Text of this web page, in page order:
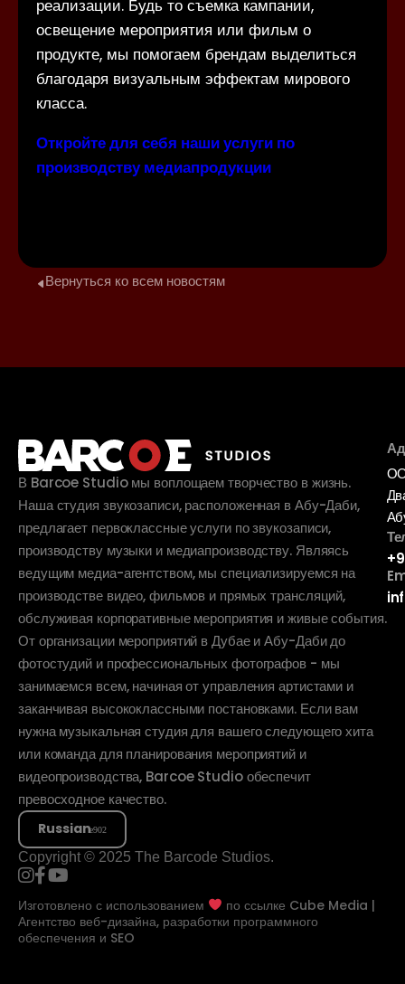
реализации. Будь то съемка кампании,
освещение мероприятия или фильм о
продукте, мы помогаем брендам выделиться
благодаря визуальным эффектам мирового
класса.
Откройте для себя наши услуги по
производству медиапродукции
Вернуться ко всем новостям
В Barcoe Studio мы воплощаем творчество в жизнь.
Наша студия звукозаписи, расположенная в Абу-Даби,
предлагает первоклассные услуги по звукозаписи,
производству музыки и медиапроизводству. Являясь
ведущим медиа-агентством, мы специализируемся на
производстве видео, фильмов и прямых трансляций,
обслуживая корпоративные мероприятия и живые события.
От организации мероприятий в Дубае и Абу-Даби до
фотостудий и профессиональных фотографов - мы
занимаемся всем, начиная от управления артистами и
заканчивая высококлассными постановками. Если вам
нужна музыкальная студия для вашего следующего хита
или команда для планирования мероприятий и
видеопроизводства, Barcoe Studio обеспечит
превосходное качество.
Russian
Copyright © 2025 The Barcode Studios.
Изготовлено с использованием по ссылке Cube Media |
Агентство веб-дизайна, разработки программного
обеспечения и SEO